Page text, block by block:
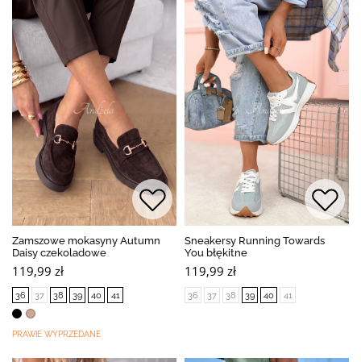
Zamszowe mokasyny Autumn
Daisy czekoladowe
119,99 zł
36 37 38 39 40 41
PRAWIE WYPRZEDANE
Sneakersy Running Towards
You błękitne
119,99 zł
36 37 38 39 40 41